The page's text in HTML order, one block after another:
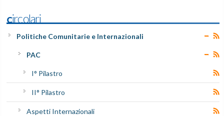
Circolari
Politiche Comunitarie e Internazionali
PAC
I° Pilastro
II° Pilastro
Aspetti Internazionali